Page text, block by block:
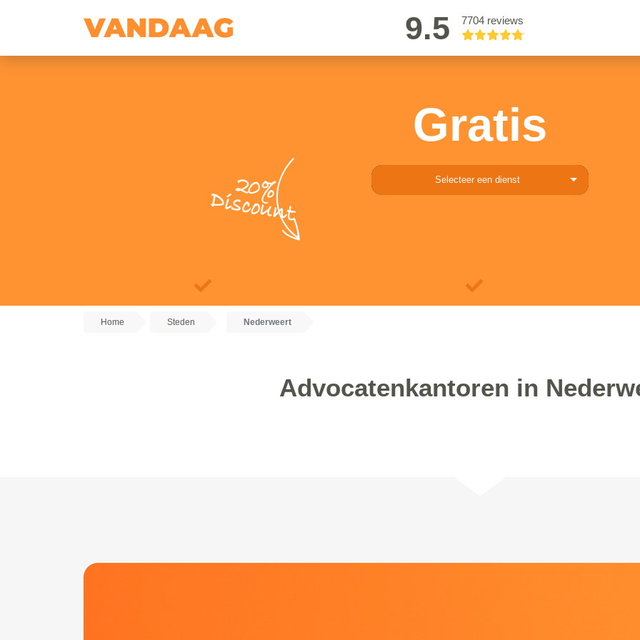
9.5 7704 reviews
20%
Discount
Gratis
Selecteer een dienst
Home Steden Nederweert
Advocatenkantoren in